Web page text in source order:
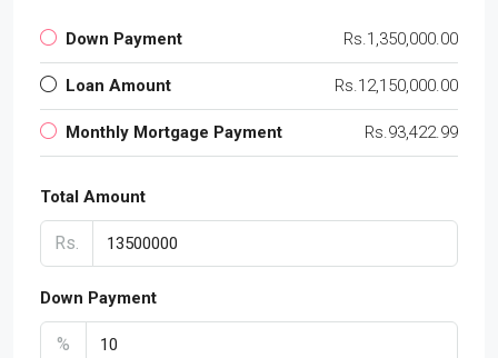
Down Payment Rs.1,350,000.00
Loan Amount Rs.12,150,000.00
Monthly Mortgage Payment Rs.93,422.99
Total Amount
Rs.
Down Payment
%